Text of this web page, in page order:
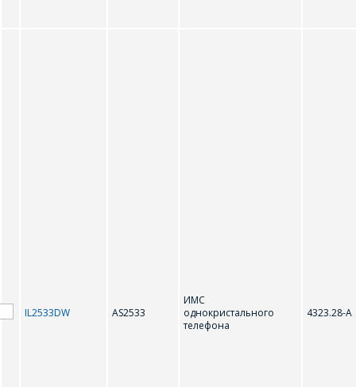
IL2533DW AS2533
ИМС
однокристального
телефона
4323.28-А